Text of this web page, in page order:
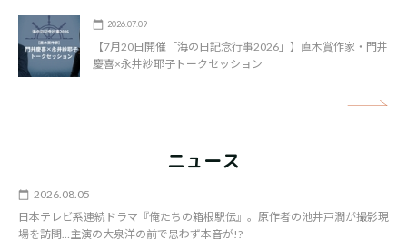
2026.07.09
【7月20日開催「海の日記念行事2026」】直木賞作家・門井
慶喜×永井紗耶子トークセッション
ニュース
2026.08.05
日本テレビ系連続ドラマ『俺たちの箱根駅伝』。原作者の池井戸潤が撮影現
場を訪問…主演の大泉洋の前で思わず本音が!?